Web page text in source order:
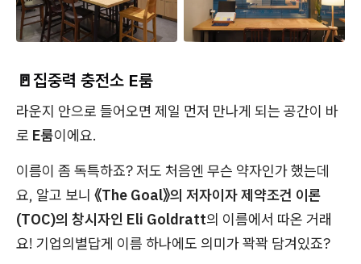
🚪집중력 충전소 E룸
라운지 안으로 들어오면 제일 먼저 만나게 되는 공간이 바
로 E룸이에요.
이름이 좀 독특하죠? 저도 처음엔 무슨 약자인가 했는데
요, 알고 보니 《The Goal》의 저자이자 제약조건 이론
(TOC)의 창시자인 Eli Goldratt의 이름에서 따온 거래
요! 기업의별답게 이름 하나에도 의미가 꽉꽉 담겨있죠?